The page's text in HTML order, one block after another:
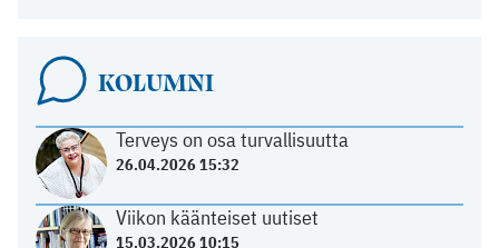
KOLUMNI
Terveys on osa turvallisuutta
26.04.2026 15:32
Viikon käänteiset uutiset
15.03.2026 10:15